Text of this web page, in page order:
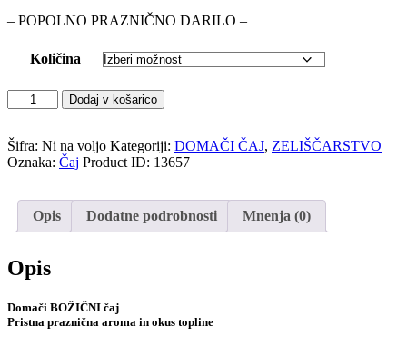
– POPOLNO PRAZNIČNO DARILO –
Količina
BOŽIČNI
(Domači
količina
Dodaj v košarico
Šifra: Ni na voljo Kategoriji: DOMAČI ČAJ, ZELIŠČARSTVO
Oznaka: Čaj Product ID: 13657
Opis Dodatne podrobnosti Mnenja (0)
Opis
Domači BOŽIČNI čaj
Pristna praznična aroma in okus topline